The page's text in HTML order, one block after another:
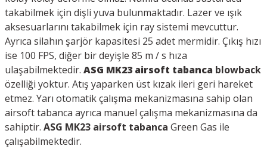
takabilmek için dişli yuva bulunmaktadır. Lazer ve ışık
aksesuarlarını takabilmek için ray sistemi mevcuttur.
Ayrıca silahın şarjör kapasitesi 25 adet mermidir. Çıkış hızı
ise 100 FPS, diğer bir deyişle 85 m / s hıza
ulaşabilmektedir. ASG MK23 airsoft tabanca blowback
özelliği yoktur. Atış yaparken üst kızak ileri geri hareket
etmez. Yarı otomatik çalışma mekanizmasına sahip olan
airsoft tabanca ayrıca manuel çalışma mekanizmasına da
sahiptir. ASG MK23 airsoft tabanca Green Gas ile
çalışabilmektedir.